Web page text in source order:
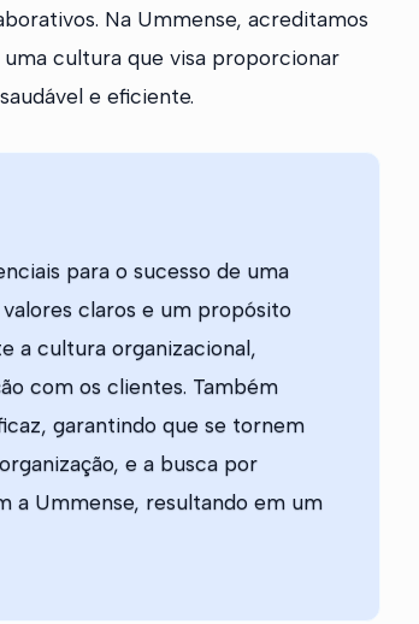
Na Ummense, acreditamos
uma cultura que visa proporcionar
e eficiente.
para o sucesso de uma
claros e um propósito
a cultura organizacional,
com os clientes. Também
garantindo que se tornem
e a busca por
a Ummense, resultando em um